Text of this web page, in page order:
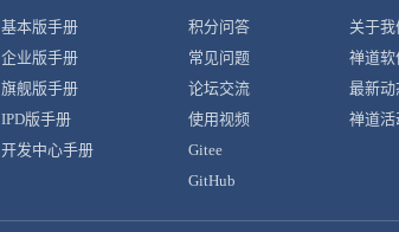
基本版手册
企业版手册
旗舰版手册
IPD版手册
开发中心手册
积分问答
常见问题
论坛交流
使用视频
Gitee
GitHub
关于我
禅道软
最新动
禅道活